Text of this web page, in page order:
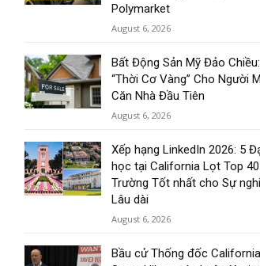
Polymarket
August 6, 2026
Bất Động Sản Mỹ Đảo Chiều:
“Thời Cơ Vàng” Cho Người
Căn Nhà Đầu Tiên
August 6, 2026
Xếp hạng LinkedIn 2026: 5
học tại California Lọt Top 40
Trường Tốt nhất cho Sự
Lâu dài
August 6, 2026
Bầu cử Thống đốc